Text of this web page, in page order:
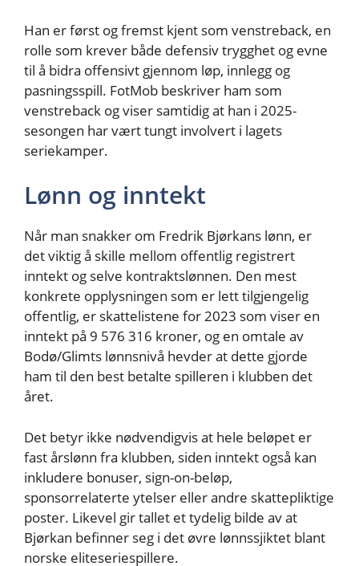
Han er først og fremst kjent som venstreback, en
rolle som krever både defensiv trygghet og evne
til å bidra offensivt gjennom løp, innlegg og
pasningsspill. FotMob beskriver ham som
venstreback og viser samtidig at han i 2025-
sesongen har vært tungt involvert i lagets
seriekamper.
Lønn og inntekt
Når man snakker om Fredrik Bjørkans lønn, er
det viktig å skille mellom offentlig registrert
inntekt og selve kontraktslønnen. Den mest
konkrete opplysningen som er lett tilgjengelig
offentlig, er skattelistene for 2023 som viser en
inntekt på 9 576 316 kroner, og en omtale av
Bodø/Glimts lønnsnivå hevder at dette gjorde
ham til den best betalte spilleren i klubben det
året.
Det betyr ikke nødvendigvis at hele beløpet er
fast årslønn fra klubben, siden inntekt også kan
inkludere bonuser, sign-on-beløp,
sponsorrelaterte ytelser eller andre skattepliktige
poster. Likevel gir tallet et tydelig bilde av at
Bjørkan befinner seg i det øvre lønnssjiktet blant
norske eliteseriespillere.